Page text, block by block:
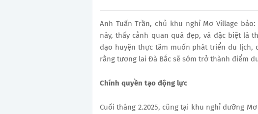
Anh Tuấn Trần, chủ khu nghỉ Mơ Village
này, thấy cảnh quan quá đẹp, và đặc biệt là
đạo huyện thực tâm muốn phát triển du
rằng tương lai Đà Bắc sẽ sớm trở thành điểm
Chính quyền tạo động lực
Cuối tháng 2.2025, cũng tại khu nghỉ dưỡng